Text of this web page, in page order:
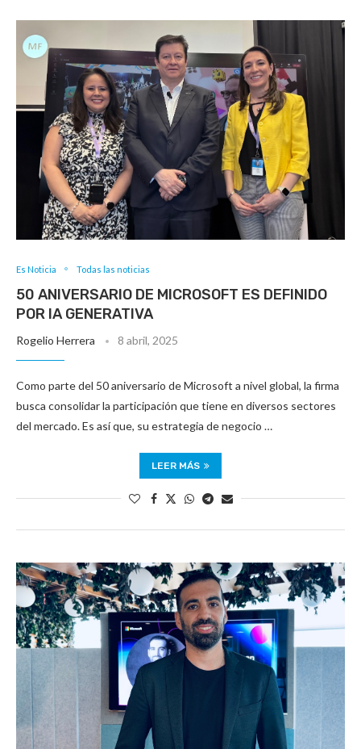
Es Noticia Todas las noticias
50 ANIVERSARIO DE MICROSOFT ES DEFINIDO
POR IA GENERATIVA
Rogelio Herrera 8 abril, 2025
Como parte del 50 aniversario de Microsoft a nivel global, la firma
busca consolidar la participación que tiene en diversos sectores
del mercado. Es así que, su estrategia de negocio …
LEER MÁS